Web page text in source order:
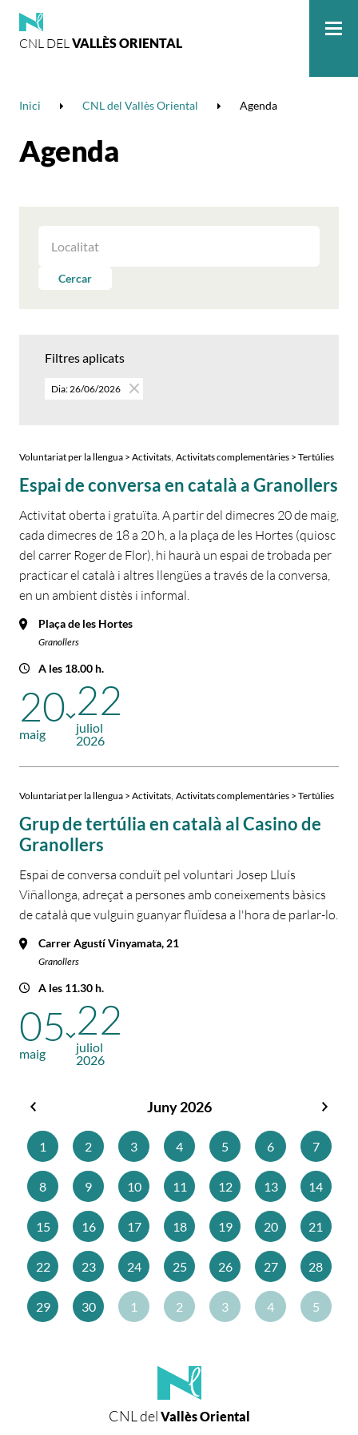
CNL DELVALLÈS ORIENTAL
Inici CNL del Vallès Oriental Agenda
Agenda
LES
PERCercar
Filtres aplicats
Dia: 26/06/2026
Voluntariat per la llengua > Activitats Activitats complementàries > Tertúlies
Espai de conversa en català a Granollers
Activitat oberta i gratuïta. A partir del dimecres 20 de maig,
cada dimecres de 18 a 20 h, a la plaça de les Hortes (quiosc
del carrer Roger de Flor), hi haurà un espai de trobada per
practicar el català i altres llengües a través de la conversa,
en un ambient distès i informal.
Plaça de les Hortes
Granollers
A les 18.00 h.
20
maig
22
juliol
2026
Voluntariat per la llengua > Activitats Activitats complementàries > Tertúlies
Grup de tertúlia en català al Casino de
Granollers
Espai de conversa conduït pel voluntari Josep Lluís
Viñallonga, adreçat a persones amb coneixements bàsics
de català que vulguin guanyar fluïdesa a l'hora de parlar-lo.
Carrer Agustí Vinyamata, 21
Granollers
A les 11.30 h.
05
maig
22
juliol
2026
Juny 2026
1
2 3 4 5 6 7
8 9 10 11 12 13 14
15 16 17 18 19 20 21
22 23 24 25 26 27 28
29 30 1 2 3 4 5
CNL del Vallès Oriental